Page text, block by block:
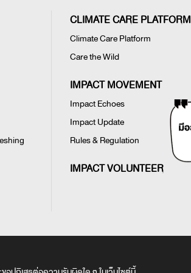
CLIMATE CARE PLATFORM
Climate Care Platform
Care the Wild
IMPACT MOVEMENT
Impact Echoes
Impact Update
Rules & Regulation
IMPACT VOLUNTEER